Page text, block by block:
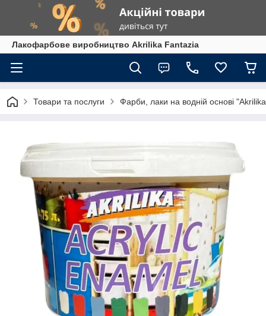
Лакофарбове виробництво Akrilika Fantazia
Товари та послуги Фарби, лаки на водній основі